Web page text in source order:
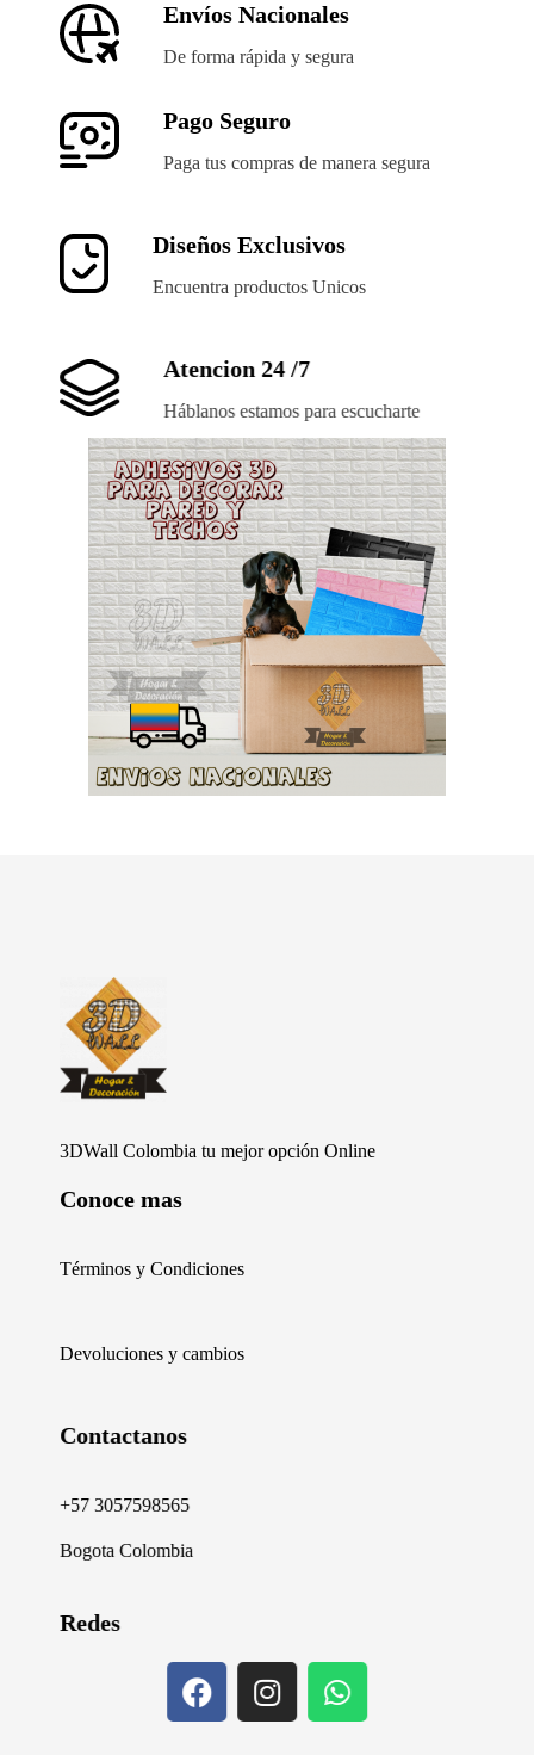
Envíos Nacionales
De forma rápida y segura
Pago Seguro
Paga tus compras de manera segura
Diseños Exclusivos
Encuentra productos Unicos
Atencion 24 /7
Háblanos estamos para escucharte
3DWall Colombia tu mejor opción Online
Conoce mas
Términos y Condiciones
Devoluciones y cambios
Contactanos
+57 3057598565
Bogota Colombia
Redes